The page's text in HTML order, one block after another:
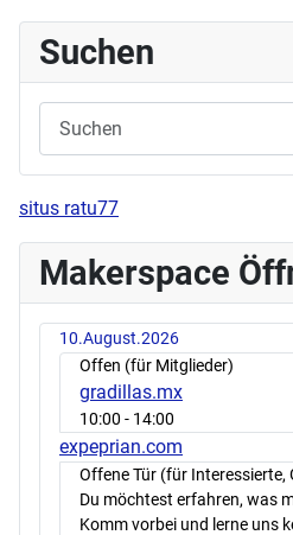
Suchen
situs ratu77
Makerspace
10.August.2026
Offen (für Mitglieder)
gradillas.mx
10:00 - 14:00
expeprian.com
Offene Tür (für Interessierte,
Du möchtest erfahren, was
Komm vorbei und lerne uns